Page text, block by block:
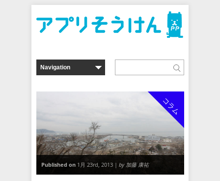
コラム
Published on 1月 23rd, 2013 | by 加藤 康祐